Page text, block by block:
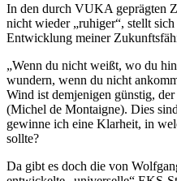
In den durch VUKA geprägten
nicht wieder „ruhiger“, stellt
Entwicklung meiner
„Wenn du nicht weißt, wo du
wundern, wenn du nicht
Wind ist demjenigen günstig,
(Michel de Montaigne). Dies
gewinne ich eine Klarheit, in
sollte?
Da gibt es doch die von